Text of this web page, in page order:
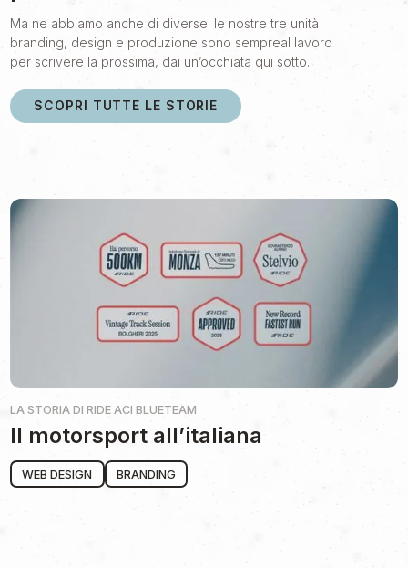
Ma ne abbiamo anche di diverse: le nostre tre unità
branding, design e produzione sono sempreal lavoro
per scrivere la prossima, dai un’occhiata qui sotto.
SCOPRI TUTTE LE STORIE
LA STORIA DIRIDE ACI BLUETEAM
Il motorsport all’italiana
WEB DESIGN BRANDING